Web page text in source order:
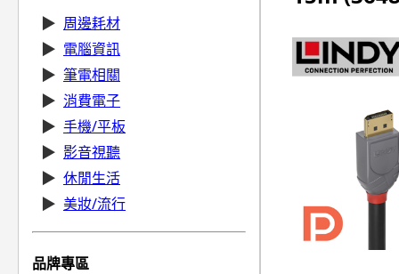
▶ 周邊耗材
▶ 電腦資訊
▶ 筆電相關
▶ 消費電子
▶ 手機/平板
▶ 影音視聽
▶ 休閒生活
▶ 美妝/流行
品牌專區